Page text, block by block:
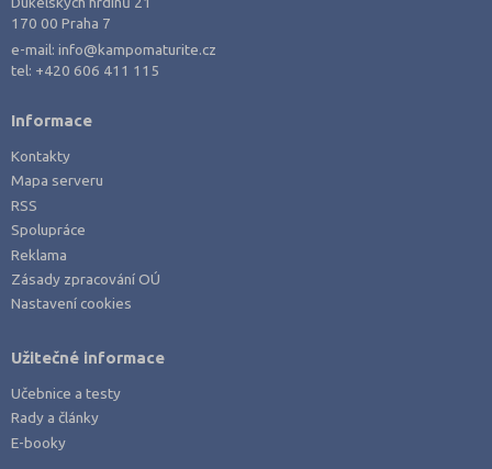
170 00 Praha 7
e-mail:info@kampomaturite.cz
tel: +420 606 411 115
Informace
Kontakty
Mapa serveru
RSS
Spolupráce
Reklama
Zásady zpracování OÚ
Nastavení cookies
Užitečné informace
Učebnice a testy
Rady a články
E-booky